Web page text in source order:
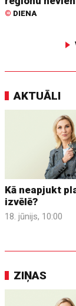
© DIENA
AKTUĀLI
Kā neapjukt
izvēlē?
18. jūnijs, 10:00
ZIŅAS